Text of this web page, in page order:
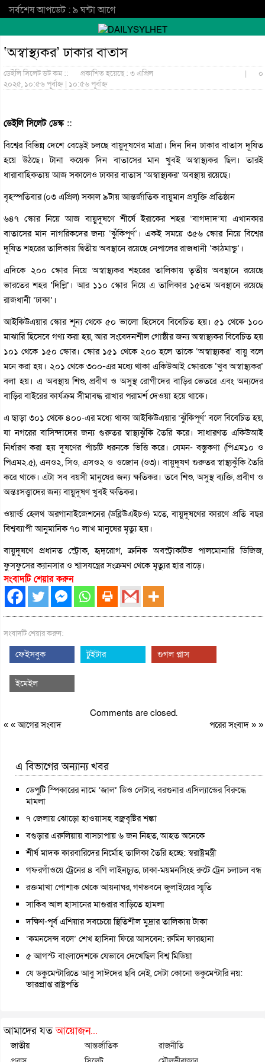
সর্বশেষ আপডেট : ৯ ঘন্টা আগে
‘অস্বাস্থ্যকর’ ঢাকার বাতাস
ডেইলি সিলেট ডট কম ::
প্রকাশিত হয়েছে : ৩ এপ্রিল
২০২৫, ১০:৫৬ পূর্বাহ্ন | ১০:৫৬ পূর্বাহ্ন
| ০
ডেইলি সিলেট ডেস্ক ::
বিশ্বের বিভিন্ন দেশে বেড়েই চলছে বায়ুদূষণের মাত্রা। দিন দিন ঢাকার বাতাস দূষিত
হয়ে উঠছে। টানা কয়েক দিন বাতাসের মান খুবই অস্বাস্থ্যকর ছিল। তারই
ধারাবাহিকতায় আজ সকালেও ঢাকার বাতাস ‘অস্বাস্থ্যকর’ অবস্থায় রয়েছে।
বৃহস্পতিবার (০৩ এপ্রিল) সকাল ৯টায় আন্তর্জাতিক বায়ুমান প্রযুক্তি প্রতিষ্ঠান
৬৪৭ স্কোর নিয়ে আজ বায়ুদূষণে শীর্ষে ইরাকের শহর ‘বাগদাদ’যা এখানকার
বাতাসের মান নাগরিকদের জন্য ‘ঝুঁকিপূর্ণ’। একই সময়ে ৩৫৬ স্কোর নিয়ে বিশ্বের
দূষিত শহরের তালিকায় দ্বিতীয় অবস্থানে রয়েছে নেপালের রাজধানী ‘কাঠমান্ডু’।
এদিকে ২০০ স্কোর নিয়ে অস্বাস্থ্যকর শহরের তালিকায় তৃতীয় অবস্থানে রয়েছে
ভারতের শহর ‘দিল্লি’। আর ১১০ স্কোর নিয়ে এ তালিকার ১৫তম অবস্থানে রয়েছে
রাজধানী ‘ঢাকা’।
আইকিউএয়ার স্কোর শূন্য থেকে ৫০ ভালো হিসেবে বিবেচিত হয়। ৫১ থেকে ১০০
মাঝারি হিসেবে গণ্য করা হয়, আর সংবেদনশীল গোষ্ঠীর জন্য অস্বাস্থ্যকর বিবেচিত হয়
১০১ থেকে ১৫০ স্কোর। স্কোর ১৫১ থেকে ২০০ হলে তাকে ‘অস্বাস্থ্যকর’ বায়ু বলে
মনে করা হয়। ২০১ থেকে ৩০০-এর মধ্যে থাকা একিউআই স্কোরকে ‘খুব অস্বাস্থ্যকর’
বলা হয়। এ অবস্থায় শিশু, প্রবীণ ও অসুস্থ রোগীদের বাড়ির ভেতরে এবং অন্যদের
বাড়ির বাইরের কার্যক্রম সীমাবদ্ধ রাখার পরামর্শ দেওয়া হয়ে থাকে।
এ ছাড়া ৩০১ থেকে ৪০০-এর মধ্যে থাকা আইকিউএয়ার ‘ঝুঁকিপূর্ণ’ বলে বিবেচিত হয়,
যা নগরের বাসিন্দাদের জন্য গুরুতর স্বাস্থ্যঝুঁকি তৈরি করে। সাধারণত একিউআই
নির্ধারণ করা হয় দূষণের পাঁচটি ধরনকে ভিত্তি করে। যেমন- বস্তুকণা (পিএম১০ ও
পিএম২.৫), এনও২, সিও, এসও২ ও ওজোন (ও৩)। বায়ুদূষণ গুরুতর স্বাস্থ্যঝুঁকি তৈরি
করে থাকে। এটা সব বয়সী মানুষের জন্য ক্ষতিকর। তবে শিশু, অসুস্থ ব্যক্তি, প্রবীণ ও
অন্তঃসত্ত্বাদের জন্য বায়ুদূষণ খুবই ক্ষতিকর।
ওয়ার্ল্ড হেলথ অরগানাইজেশনের (ডব্লিউএইচও) মতে, বায়ুদূষণের কারণে প্রতি বছর
বিশ্বব্যাপী আনুমানিক ৭০ লাখ মানুষের মৃত্যু হয়।
বায়ুদূষণে প্রধানত স্ট্রোক, হৃদ্‌রোগ, ক্রনিক অবস্ট্রাকটিভ পালমোনারি ডিজিজ,
ফুসফুসের ক্যানসার ও শ্বাসযন্ত্রের সংক্রমণ থেকে মৃত্যুর হার বাড়ে।
সংবাদটি শেয়ার করুন
সংবাদটি শেয়ার করুন:
ফেইসবুক টুইটার গুগল প্লাস
ইমেইল
Comments are closed.
« «আগের সংবাদ পরের সংবাদ» »
এ বিভাগের অন্যান্য খবর
ডেপুটি স্পিকারের নামে ‘জাল’ ডিও লেটার, বরগুনার এসিল্যান্ডের বিরুদ্ধে
মামলা
৭ জেলায় ঝোড়ো হাওয়াসহ বজ্রবৃষ্টির শঙ্কা
বগুড়ার এরুলিয়ায় বাসচাপায় ৬ জন নিহত, আহত অনেকে
শীর্ষ মাদক কারবারিদের নির্মোহ তালিকা তৈরি হচ্ছে: স্বরাষ্ট্রমন্ত্রী
গফরগাঁওয়ে ট্রেনের ৪ বগি লাইনচ্যুত, ঢাকা-ময়মনসিংহ রুটে ট্রেন চলাচল বন্ধ
রক্তমাখা পোশাক থেকে আয়নাঘর, গণভবনে জুলাইয়ের স্মৃতি
সাকিব আল হাসানের মাগুরার বাড়িতে হামলা
দক্ষিণ-পূর্ব এশিয়ার সবচেয়ে স্থিতিশীল মুদ্রার তালিকায় টাকা
‘কমনসেন্স বলে’ শেখ হাসিনা ফিরে আসবেন: রুমিন ফারহানা
৫ আগস্ট বাংলাদেশকে যেভাবে দেখেছিল বিশ্ব মিডিয়া
যে ডকুমেন্টারিতে আবু সাঈদের ছবি নেই, সেটা কোনো ডকুমেন্টারি নয়:
ভারপ্রাপ্ত রাষ্ট্রপতি
আমাদের যতআয়োজন...
জাতীয় আন্তর্জাতিক
রাজনীতি